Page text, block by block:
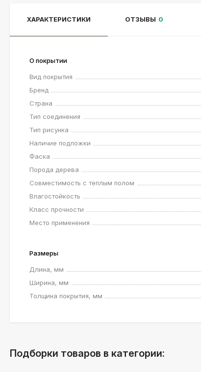
ХАРАКТЕРИСТИКИ ОТЗЫВЫ 0
О покрытии
Вид покрытия
Бренд
Страна
Тип соединения
Тип рисунка
Наличие подложки
Фаска
Порода дерева
Совместимость с теплым полом
Влагостойкость
Класс прочности
Место применения
Размеры
Длина, мм
Ширина, мм
Толщина покрытия, мм
Подборки товаров в категории: